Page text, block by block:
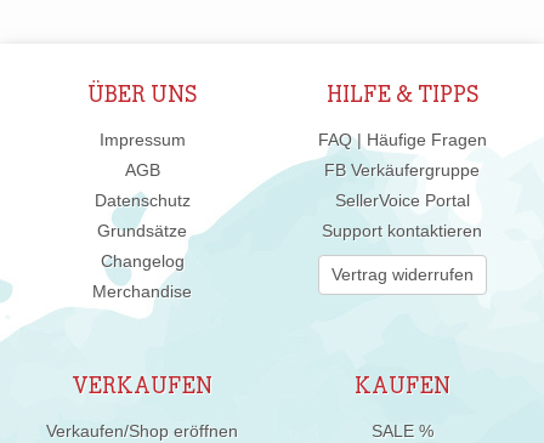
ÜBER UNS
Impressum
AGB
Datenschutz
Grundsätze
Changelog
Merchandise
HILFE & TIPPS
FAQ | Häufige Fragen
FB Verkäufergruppe
SellerVoice Portal
Support kontaktieren
Vertrag widerrufen
VERKAUFEN
Verkaufen/Shop eröffnen
KAUFEN
SALE %